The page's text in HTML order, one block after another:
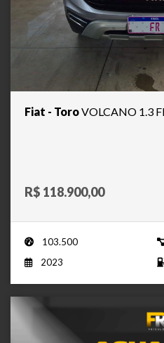
Fiat - Toro
R$ 118.900,00
103.500
2023